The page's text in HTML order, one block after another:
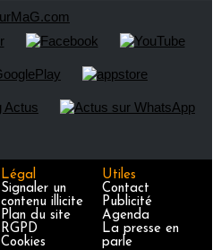
Légal
Signaler un
contenu illicite
Plan du site
RGPD
Cookies
Utiles
Contact
Publicité
Agenda
La presse en
parle